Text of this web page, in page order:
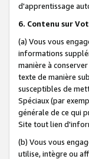
d'apprentissage
6. Contenu sur
(a) Vous vous
informations
manière à
texte de manière
susceptibles de
Spéciaux (par
générale de ce qui
Site tout lien
(b) Vous vous
utilise, intègre ou